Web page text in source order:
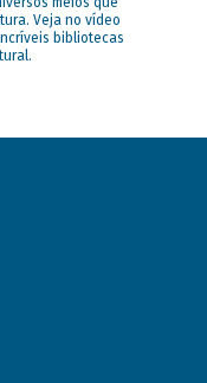
Veja no vídeo
bibliotecas